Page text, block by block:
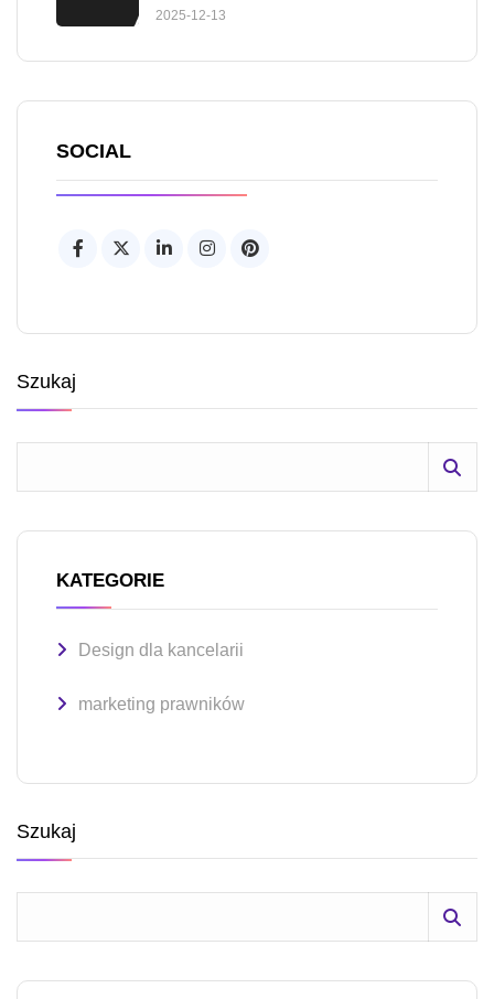
2025-12-13
SOCIAL
Szukaj
KATEGORIE
Design dla kancelarii
marketing prawników
Szukaj